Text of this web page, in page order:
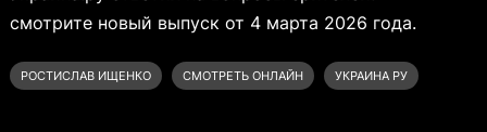
смотрите новый выпуск от 4 марта 2026 года.
РОСТИСЛАВ ИЩЕНКО СМОТРЕТЬ ОНЛАЙН УКРАИНА РУ